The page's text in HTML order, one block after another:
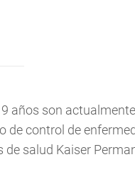
años son
control de
salud Kaiser